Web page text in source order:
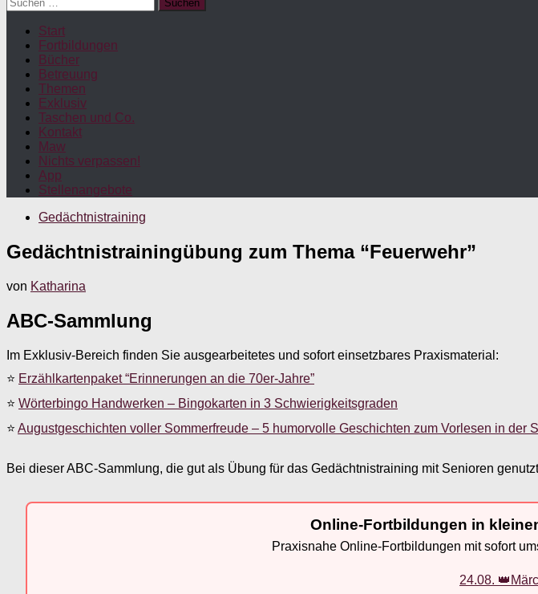
nach:
Start
Fortbildungen
Bücher
Betreuung
Themen
Exklusiv
Taschen und Co.
Kontakt
Maw
Nichts verpassen!
App
Stellenangebote
Gedächtnistraining
Gedächtnistrainingübung zum Thema “Feuerwehr”
von Katharina
ABC-Sammlung
Im Exklusiv-Bereich finden Sie ausgearbeitetes und sofort einsetzbares Praxismaterial:
⭐ Erzählkartenpaket “Erinnerungen an die 70er-Jahre”
⭐ Wörterbingo Handwerken – Bingokarten in 3 Schwierigkeitsgraden
⭐ Augustgeschichten voller Sommerfreude – 5 humorvolle Geschichten zum Vorlesen in der
Bei dieser ABC-Sammlung, die gut als Übung für das Gedächtnistraining mit Senioren
Online-Fortbildungen in
Praxisnahe Online-Fortbildungen mit sofort
24.08.